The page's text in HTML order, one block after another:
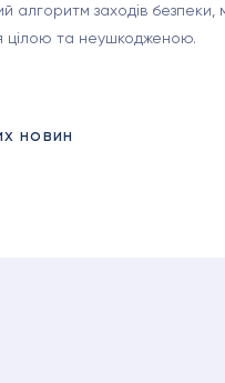
алгоритм заходів
цілою та неушкодженою.
новин